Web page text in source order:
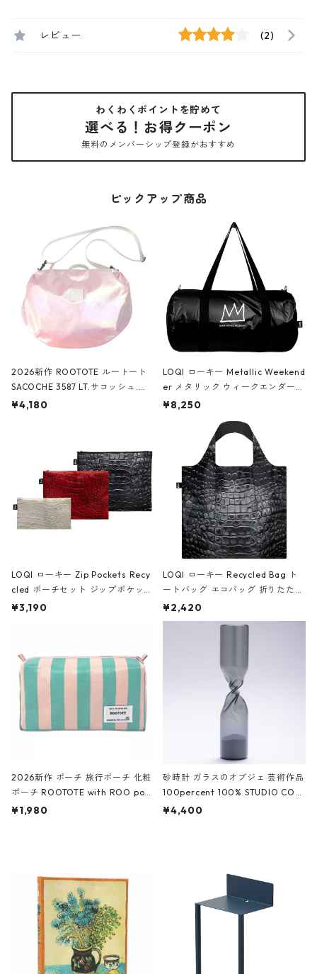
レビュー (2)
わくわくポイントを貯めて
選べる！お得クーポン
無料のメンバーシップ登録がおすすめ
ピックアップ商品
2026新作 ROOTOTE ルートート
SACOCHE 3587 LT.サコッシュ.ル
ミエ-B ショルダーバッグ グロスピ
¥4,180
LOQI ローキー Metallic Weekend
er メタリック ウィークエンダー
ボストンバッグ ショルダーバッグ
Black ジャン=ミッシェル・バスキ
ア/クラウン ブラック
¥8,250
LOQI ローキー Zip Pockets Recy
cled ポーチセット ジップポケット
ファスナーポーチ 撥水加工 トラベ
ーガンディー、オフホワイト
¥3,190
LOQI ローキー Recycled Bag ト
ートバッグ エコバッグ 折りたたみ
大きめ 撥水加工 収納ポーチ CRO
CODILE/Black クロコダイル/ブラ
¥2,420
2026新作 ポーチ 旅行ポーチ 化粧
ポーチ ROOTOTE with ROO pou
ch 3532 ルートート WR.ポーチ.ラ
¥1,980
砂時計 ガラスのオブジェ 芸術作品
100percent 100% STUDIO COH
AKU Timeless 100パーセント ス
¥4,400